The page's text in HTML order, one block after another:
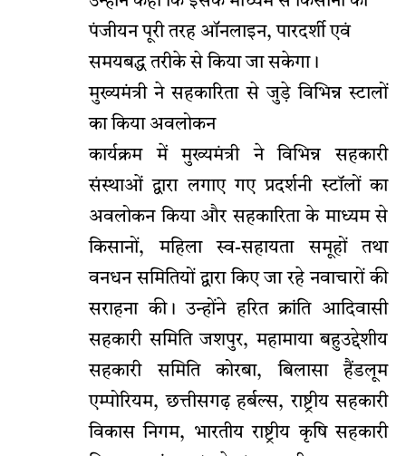
पंजीयन पूरी तरह ऑनलाइन, पारदर्शी एवं
समयबद्ध तरीके से किया जा सकेगा।
मुख्यमंत्री ने सहकारिता से जुड़े विभिन्न स्टालों
का किया अवलोकन
कार्यक्रम में मुख्यमंत्री ने विभिन्न सहकारी
संस्थाओं द्वारा लगाए गए प्रदर्शनी स्टॉलों का
अवलोकन किया और सहकारिता के माध्यम से
किसानों, महिला स्व-सहायता समूहों तथा
वनधन समितियों द्वारा किए जा रहे नवाचारों की
सराहना की। उन्होंने हरित क्रांति आदिवासी
सहकारी समिति जशपुर, महामाया बहुउद्देशीय
सहकारी समिति कोरबा, बिलासा हैंडलूम
एम्पोरियम, छत्तीसगढ़ हर्बल्स, राष्ट्रीय सहकारी
विकास निगम, भारतीय राष्ट्रीय कृषि सहकारी